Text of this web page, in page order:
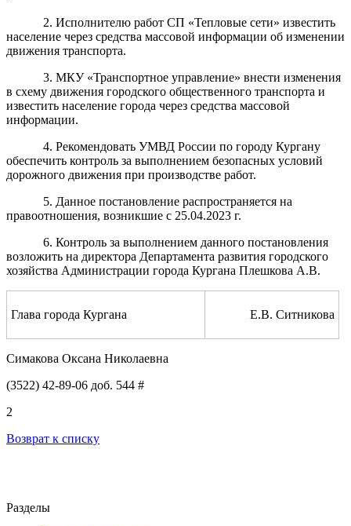
2. Исполнителю работ СП «Тепловые сети» известить
население через средства массовой информации об изменении
движения транспорта.
3. МКУ«Транспортное управление» внести изменения
в схему движения городского общественного транспорта и
известить население города через средства массовой
информации.
4. Рекомендовать УМВД России по городу Кургану
обеспечить контроль за выполнением безопасных условий
дорожного движения при производстве работ.
5. Данное постановление распространяется на
правоотношения, возникшие с 25.04.2023 г.
6. Контроль за выполнением данного постановления
возложить на директора Департамента развития городского
хозяйства Администрации города Кургана Плешкова А.В.
Глава города Кургана Е.В. Ситникова
Симакова Оксана Николаевна
(3522) 42-89-06 доб. 544 #
2
Возврат к списку
Разделы